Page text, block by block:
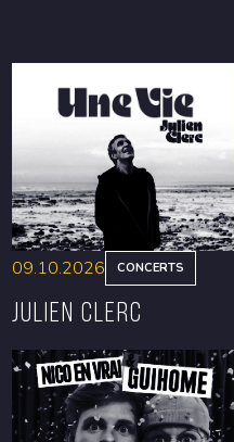
RÉSERVER
09.10.2026 CONCERTS
Julien Clerc